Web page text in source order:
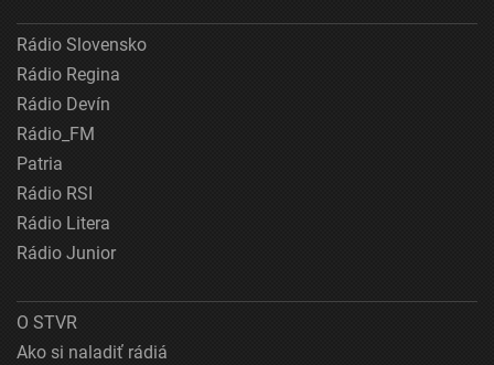
Rádio Slovensko
Rádio Regina
Rádio Devín
Rádio_FM
Patria
Rádio RSI
Rádio Litera
Rádio Junior
O STVR
Ako si naladiť rádiá